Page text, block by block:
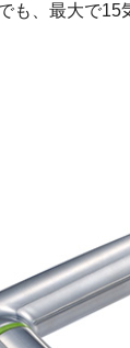
、最大で15